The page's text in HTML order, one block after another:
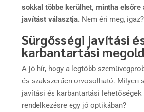
sokkal többe kerülhet, mintha elsőre
javítást választja.Nem éri meg, igaz?
Sürgősségi javítási
karbantartási
A jó hír, hogy a legtöbb
és szakszerűen orvosolható. Milyen
javítási és karbantartási lehetőségek
rendelkezésre egy jó optikában?